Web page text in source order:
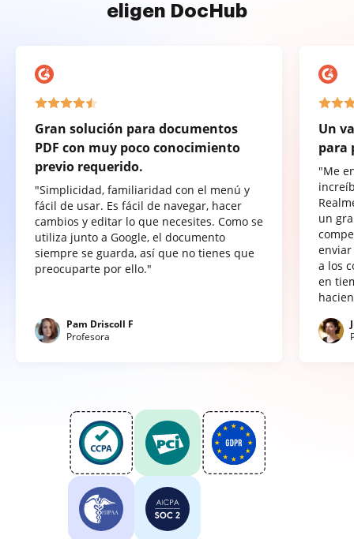
eligen DocHub
Gran solución para documentos
PDF con muy poco conocimiento
previo requerido.
"Simplicidad, familiaridad con el menú y
fácil de usar. Es fácil de navegar, hacer
cambios y editar lo que necesites. Como se
utiliza junto a Google, el documento
siempre se guarda, así que no tienes que
preocuparte por ello."
Pam Driscoll F
Profesora
Un
para
"Me
un
a los
en